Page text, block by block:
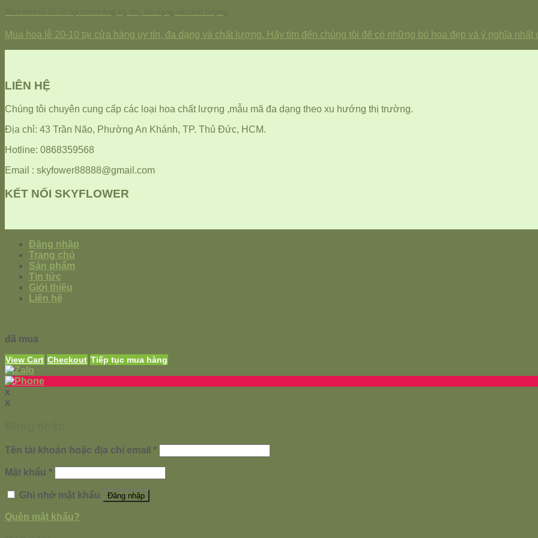
Mua hoa lễ 20-10 tại cửa hàng uy tín, đa dạng và chất lượng. Hãy tìm đến chúng tôi để có những bó hoa đẹp và ý nghĩa nhất
LIÊN HỆ
Chúng tôi chuyên cung cấp các loại hoa chất lượng ,mẫu mã đa dạng theo xu hướng thị trường.
Địa chỉ: 43 Trần Não, Phường An Khánh, TP. Thủ Đức, HCM.
Hotline: 0868359568
Email : skyfower88888@gmail.com
KẾT NỐI SKYFLOWER
Đăng nhập
Trang chủ
Sản phẩm
Tin tức
Giới thiệu
Liên hệ
đã mua
View Cart Checkout Tiếp tục mua hàng
x
x
Tên tài khoản hoặc địa chỉ email *
Mật khẩu *
Ghi nhớ mật khẩu Đăng nhập
Quên mật khẩu?